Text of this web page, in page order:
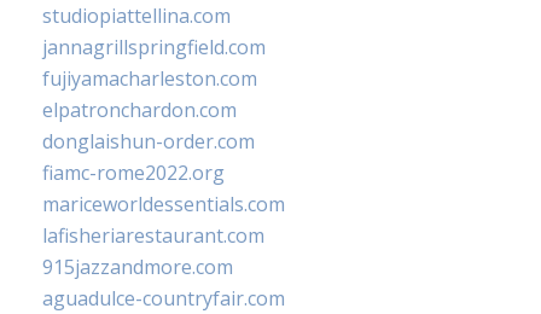
studiopiattellina.com
jannagrillspringfield.com
fujiyamacharleston.com
elpatronchardon.com
donglaishun-order.com
fiamc-rome2022.org
mariceworldessentials.com
lafisheriarestaurant.com
915jazzandmore.com
aguadulce-countryfair.com